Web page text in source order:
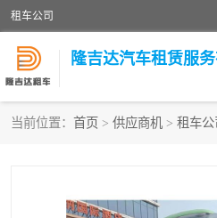
租车公司
隆吉达汽车租赁服
当前位置： 首页 > 供应商机 > 租车公
大巴车